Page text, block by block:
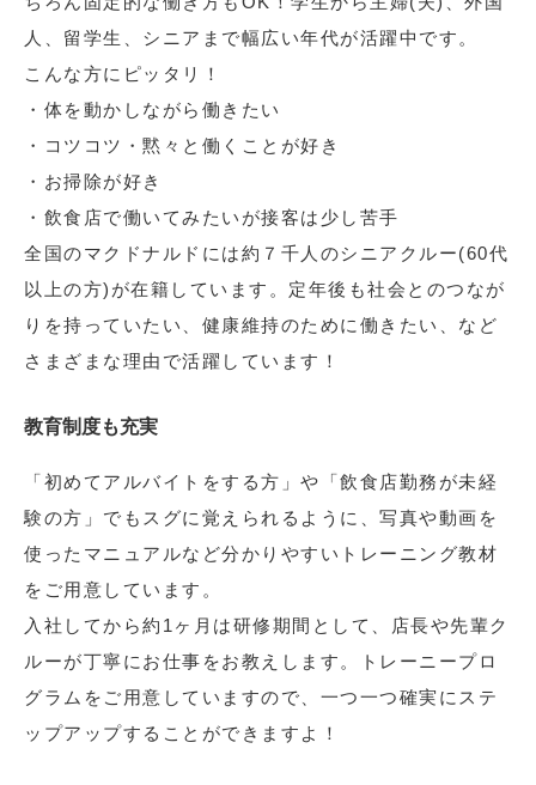
人、留学生、シニアまで幅広い年代が活躍中です。
こんな方にピッタリ！
・体を動かしながら働きたい
・コツコツ・黙々と働くことが好き
・お掃除が好き
・飲食店で働いてみたいが接客は少し苦手
全国のマクドナルドには約７千人のシニアクルー(60代
以上の方)が在籍しています。定年後も社会とのつなが
りを持っていたい、健康維持のために働きたい、など
さまざまな理由で活躍しています！
教育制度も充実
「初めてアルバイトをする方」や「飲食店勤務が未経
験の方」でもスグに覚えられるように、写真や動画を
使ったマニュアルなど分かりやすいトレーニング教材
をご用意しています。
入社してから約1ヶ月は研修期間として、店長や先輩ク
ルーが丁寧にお仕事をお教えします。トレーニープロ
グラムをご用意していますので、一つ一つ確実にステ
ップアップすることができますよ！